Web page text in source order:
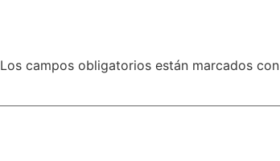
Los campos obligatorios están marcados con